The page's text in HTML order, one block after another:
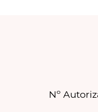
Nº